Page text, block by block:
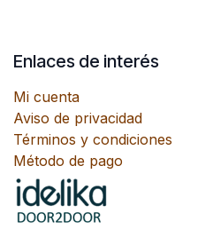
Enlaces de interés
Mi cuenta
Aviso de privacidad
Términos y condiciones
Método de pago